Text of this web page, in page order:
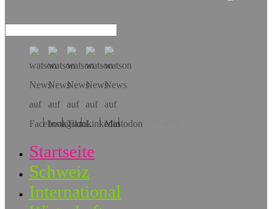
Hol dir die App!
Startseite
Schweiz
International